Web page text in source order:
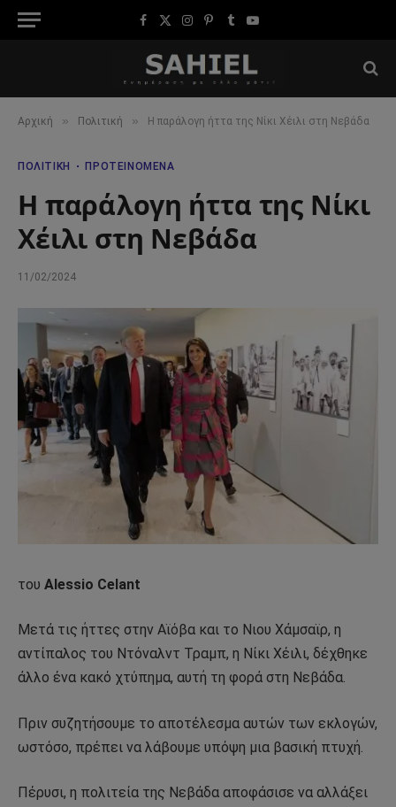
Facebook
X
Instagram
Pinterest
TumblrYouTube
Αρχική » Πολιτική » Η παράλογη ήττα της Νίκι Χέιλι στη Νεβάδα
ΠΟΛΙΤΙΚΉ ΠΡΟΤΕΙΝΌΜΕΝΑ
Η παράλογη ήττα της Νίκι
Χέιλι στη Νεβάδα
11/02/2024
του Alessio Celant
Μετά τις ήττες στην Αϊόβα και το Νιου Χάμσαϊρ, η
αντίπαλος του Ντόναλντ Τραμπ, η Νίκι Χέιλι, δέχθηκε
άλλο ένα κακό χτύπημα, αυτή τη φορά στη Νεβάδα.
Πριν συζητήσουμε το αποτέλεσμα αυτών των εκλογών,
ωστόσο, πρέπει να λάβουμε υπόψη μια βασική πτυχή.
Πέρυσι, η πολιτεία της Νεβάδα αποφάσισε να αλλάξει